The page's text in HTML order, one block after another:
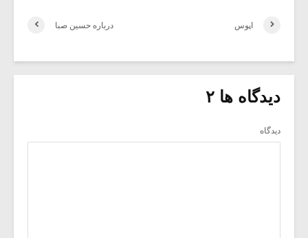
درباره حسین صبا اپوس
دیدگاه ها ۲
دیدگاه